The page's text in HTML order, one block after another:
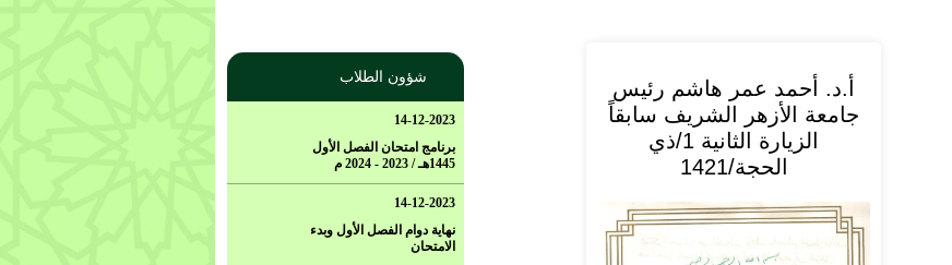
شؤون الطلاب
14-12-2023
برنامج امتحان الفصل الأول
1445هـ / 2023 - 2024 م
14-12-2023
نهاية دوام الفصل الأول وبدء
الامتحان
أ.د. أحمد عمر هاشم رئيس
جامعة الأزهر الشريف سابقاً
الزيارة الثانية 1/ذي
الحجة/1421